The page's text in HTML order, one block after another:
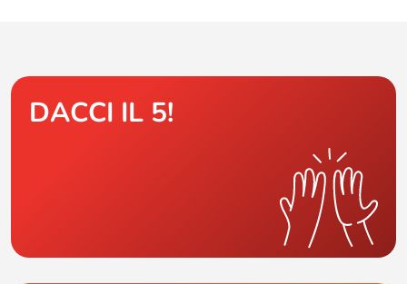
DACCI IL 5!